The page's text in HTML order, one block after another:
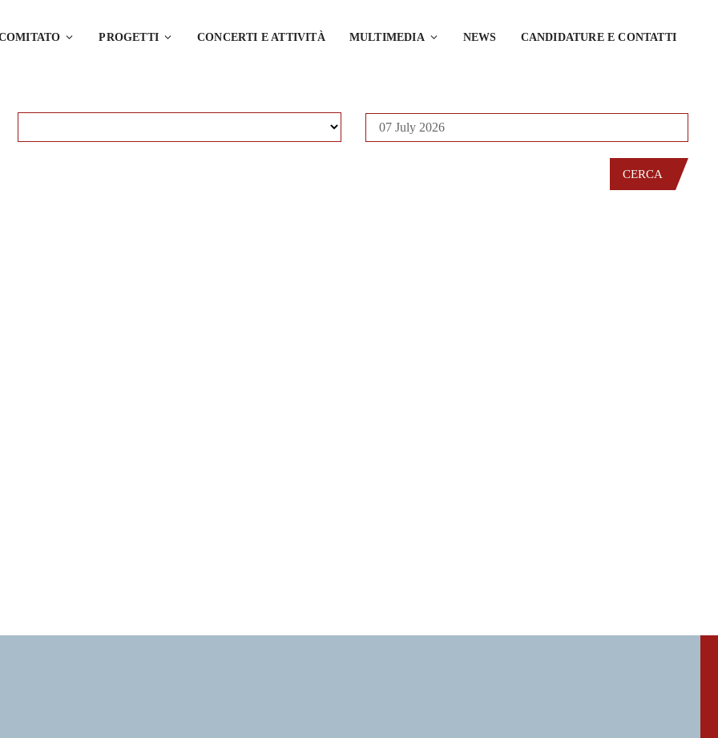
PROGETTI CONCERTI E ATTIVITÀ MULTIMEDIA NEWS CANDIDATURE E CONTATTI
CERCA